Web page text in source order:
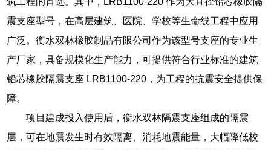
震支座型号，在高层建筑、医院、学校等生命线工程中应用
广泛。衡水双林橡胶制品有限公司作为该型号支座的专业生
产厂家，具备规模化生产能力，可提供符合行业标准的建筑
铅芯橡胶隔震支座 LRB1100-220，为工程的抗震安全提供保
障。
项目建成投入使用后，衡水双林隔震支座组成的隔震
层，可在地震发生时有效隔离、消耗地震能量，大幅降低校